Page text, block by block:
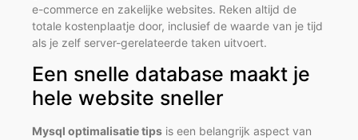
e-commerce en zakelijke websites. Reken altijd de
totale kostenplaatje door, inclusief de waarde van je tijd
als je zelf server-gerelateerde taken uitvoert.
Een snelle database maakt je
hele website sneller
Mysql optimalisatie tips is een belangrijk aspect van